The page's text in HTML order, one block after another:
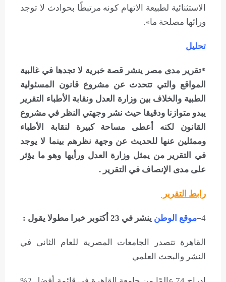
الاستثنائية لطبيعة الاتهام كونه مرتبطًا بحوادث لا توجد
ورائها مصلحة ما».
تحليل
*تقرير مدى مصر ينشر قصة خبرية لا تجدها في غالبية
المواقع والتي تتحدث عن مشروع قانون المسئولية
الطبية والخلاف بين وزارة العدل ونقابة الأطباء التقرير
يبدو متوازنا ودقيقا حيث نشر وجهتي النظر في مشروع
القانون لكنه أعطى مساحة كبيرة لنقابة الأطباء
وممثلين عنها للحديث عن وجهة نظرهم بينما لا يوجد
في التقرير من يمثل وزارة العدل ورأيها وهو ما يؤثر
على مدى الإنصاف في التقرير .
رابط التقرير
4
–موقع الوطنينشر في 23 أكتوبر خبرا مطولا يقول :
القاهرة تتصدر الجامعات المصرية للعام الثانى في
النشر والبحث العلمي